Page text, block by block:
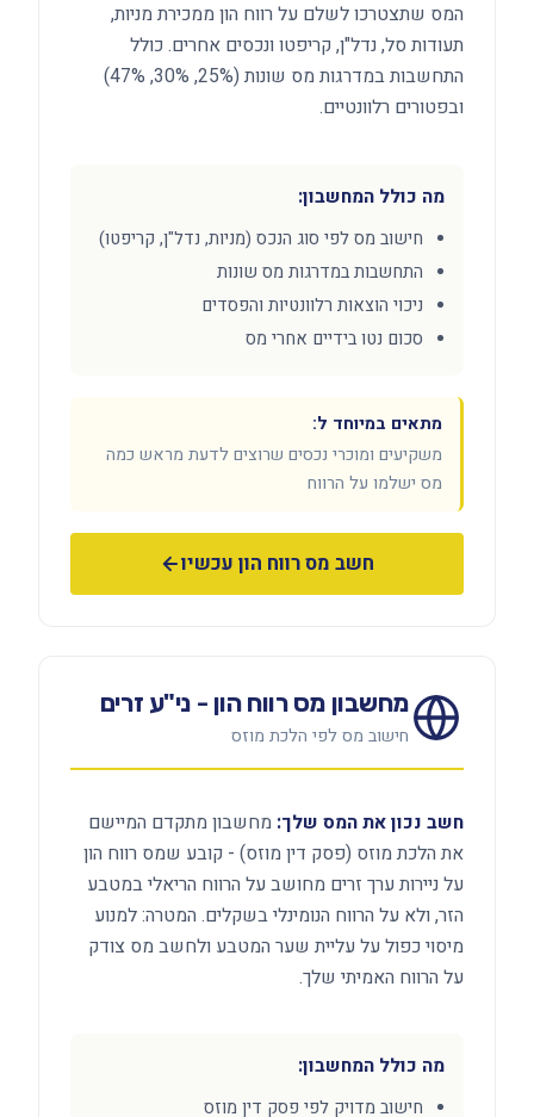
המס שתצטרכו לשלם על רווח הון ממכירת מניות,
תעודות סל, נדל"ן, קריפטו ונכסים אחרים. כולל
התחשבות במדרגות מס שונות (25%, 30%, 47%)
ובפטורים רלוונטיים.
מה כולל המחשבון:
חישוב מס לפי סוג הנכס (מניות, נדל"ן, קריפטו)
התחשבות במדרגות מס שונות
ניכוי הוצאות רלוונטיות והפסדים
סכום נטו בידיים אחרי מס
מתאים במיוחד ל:
משקיעים ומוכרי נכסים שרוצים לדעת מראש כמה
מס ישלמו על הרווח
חשב מס רווח הון עכשיו
מחשבון מס רווח הון - ני"ע זרים
חישוב מס לפי הלכת מוזס
חשב נכון את המס שלך: מחשבון מתקדם המיישם
את הלכת מוזס (פסק דין מוזס) - קובע שמס רווח הון
על ניירות ערך זרים מחושב על הרווח הריאלי במטבע
הזר, ולא על הרווח הנומינלי בשקלים. המטרה: למנוע
מיסוי כפול על עליית שער המטבע ולחשב מס צודק
על הרווח האמיתי שלך.
מה כולל המחשבון:
חישוב מדויק לפי פסק דין מוזס